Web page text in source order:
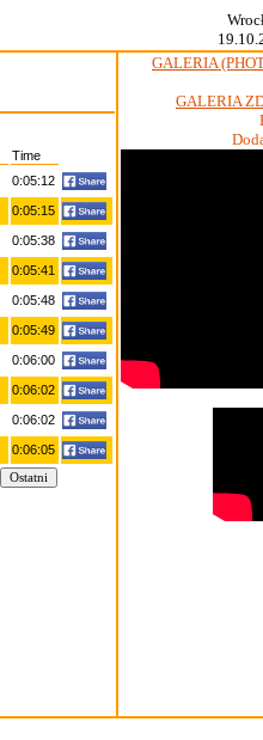
Time
0:05:12
0:05:15
0:05:38
0:05:41
0:05:48
0:05:49
0:06:00
0:06:02
0:06:02
0:06:05
Ostatni
GALERIA
GALERIA